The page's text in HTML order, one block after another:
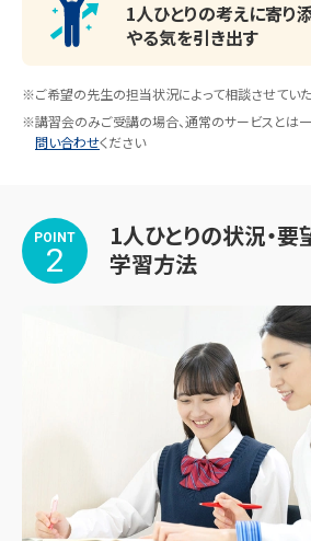
1人ひとりの考えに寄り
やる気を引き出す
※ご希望の先生の担当状況によって相談させてい
※講習会のみご受講の場合、通常のサービスとは一
問い合わせください
POINT
2
1人ひとりの状況・
学習方法